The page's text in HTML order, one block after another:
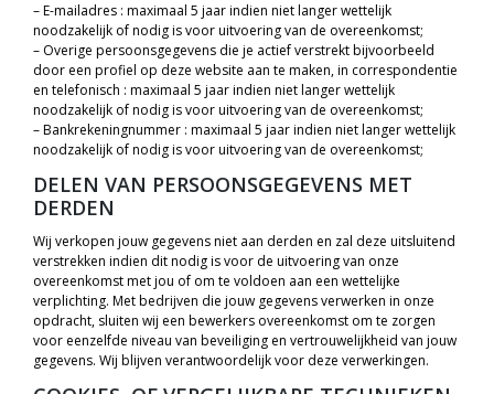
– E-mailadres : maximaal 5 jaar indien niet langer wettelijk
noodzakelijk of nodig is voor uitvoering van de overeenkomst;
– Overige persoonsgegevens die je actief verstrekt bijvoorbeeld
door een profiel op deze website aan te maken, in correspondentie
en telefonisch : maximaal 5 jaar indien niet langer wettelijk
noodzakelijk of nodig is voor uitvoering van de overeenkomst;
– Bankrekeningnummer : maximaal 5 jaar indien niet langer wettelijk
noodzakelijk of nodig is voor uitvoering van de overeenkomst;
DELEN VAN PERSOONSGEGEVENS MET
DERDEN
Wij verkopen jouw gegevens niet aan derden en zal deze uitsluitend
verstrekken indien dit nodig is voor de uitvoering van onze
overeenkomst met jou of om te voldoen aan een wettelijke
verplichting. Met bedrijven die jouw gegevens verwerken in onze
opdracht, sluiten wij een bewerkers overeenkomst om te zorgen
voor eenzelfde niveau van beveiliging en vertrouwelijkheid van jouw
gegevens. Wij blijven verantwoordelijk voor deze verwerkingen.